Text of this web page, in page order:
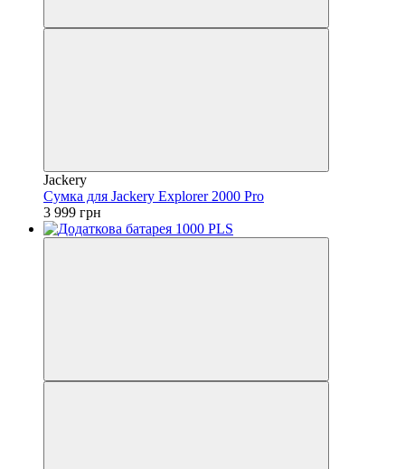
Jackery
Cумка для Jackery Explorer 2000 Pro
3 999 грн